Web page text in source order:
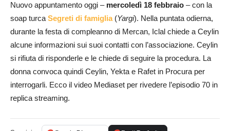
Nuovo appuntamento oggi – mercoledì 18 febbraio – con la
soap turcaSegreti di famiglia (Yargi). Nella puntata odierna,
durante la festa di compleanno di Mercan, Iclal chiede a Ceylin
alcune informazioni sui suoi contatti con l’associazione. Ceylin
si rifiuta di risponderle e le chiede di seguire la procedura. La
donna convoca quindi Ceylin, Yekta e Rafet in Procura per
interrogarli. Ecco il video Mediaset per rivedere l’episodio 70 in
replica streaming.